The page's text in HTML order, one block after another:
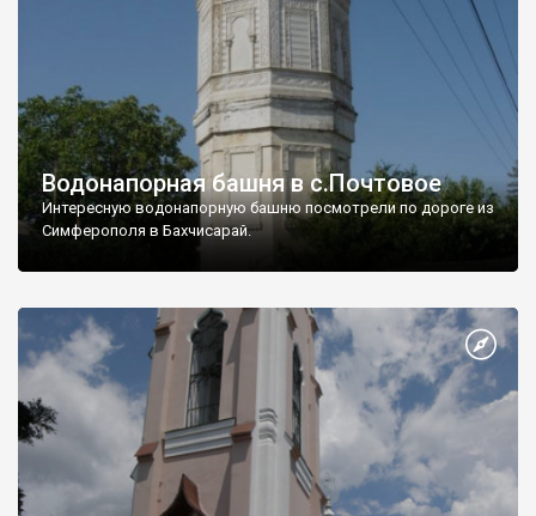
Водонапорная башня в с.Почтовое
Интересную водонапорную башню посмотрели по дороге из
Симферополя в Бахчисарай.